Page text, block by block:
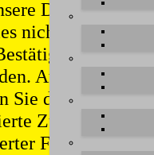
nicht erfolgt,
sind
Auch
Sie durch die
Zugriffsdaten
Form